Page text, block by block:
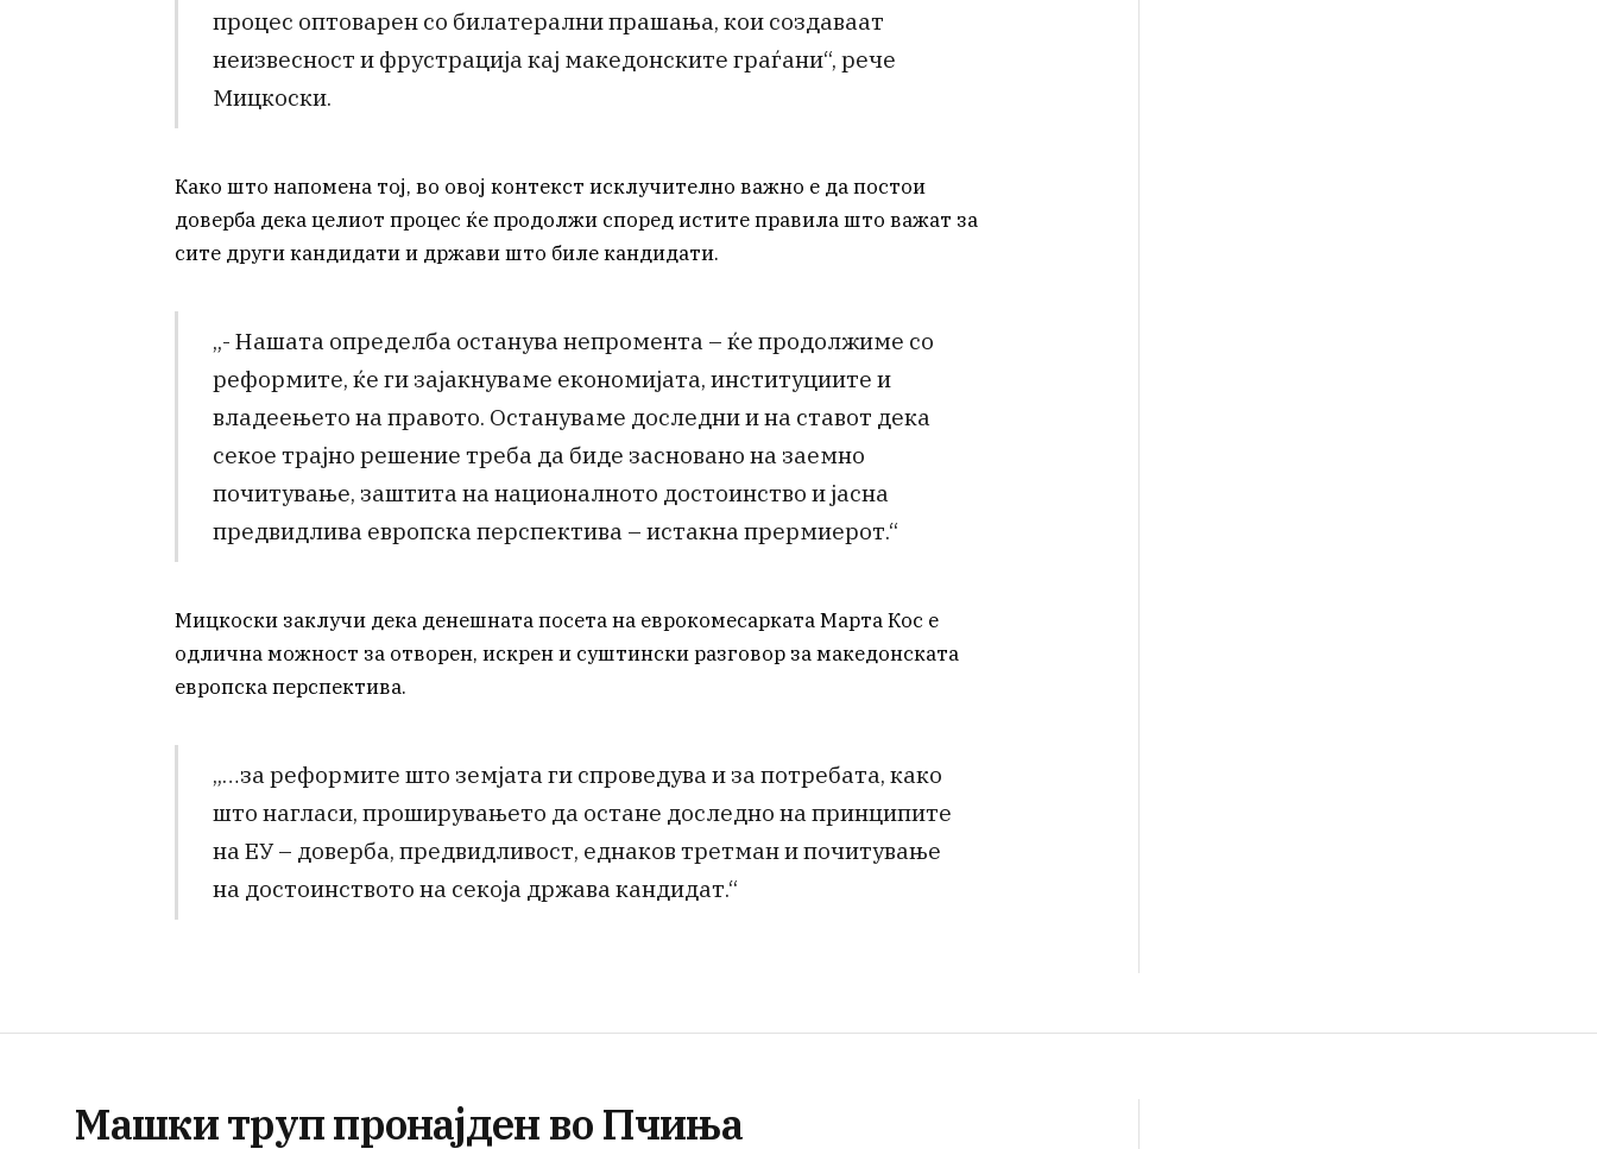
процес оптоварен со билатерални прашања, кои создаваат
неизвесност и фрустрација кај македонските граѓани“, рече
Мицкоски.
Како што напомена тој, во овој контекст исклучително важно е да постои
доверба дека целиот процес ќе продолжи според истите правила што важат за
сите други кандидати и држави што биле кандидати.
„- Нашата определба останува непромента – ќе продолжиме со
реформите, ќе ги зајакнуваме економијата, институциите и
владеењето на правото. Остануваме доследни и на ставот дека
секое трајно решение треба да биде засновано на заемно
почитување, заштита на националното достоинство и јасна
предвидлива европска перспектива – истакна прермиерот.“
Мицкоски заклучи дека денешната посета на еврокомесарката Марта Кос е
одлична можност за отворен, искрен и суштински разговор за македонската
европска перспектива.
„…за реформите што земјата ги спроведува и за потребата, како
што нагласи, проширувањето да остане доследно на принципите
на ЕУ – доверба, предвидливост, еднаков третман и почитување
на достоинството на секоја држава кандидат.“
Машки труп пронајден во Пчиња